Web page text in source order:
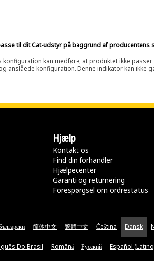
til dit Cat-udstyr på baggrund af producentens
kan medføre, at produktet ikke
anslåede konfiguration. Denne indikator kan ikke
Hjælp
Kontakt os
Find din forhandler
Hjælpecenter
Garanti og returnering
Forespørgsel om ordrestatus
简体中文 繁體中文 Čeština Dansk
Do Brasil Română Русский Español